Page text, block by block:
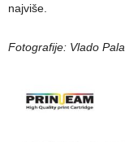
najviše.
Fotografije: Vlado